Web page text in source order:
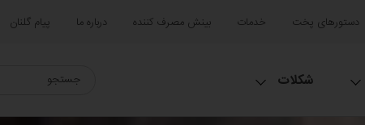
دستورهای پخت خدمات بینش مصرف کننده درباره ما پیام گلنان
شکلات